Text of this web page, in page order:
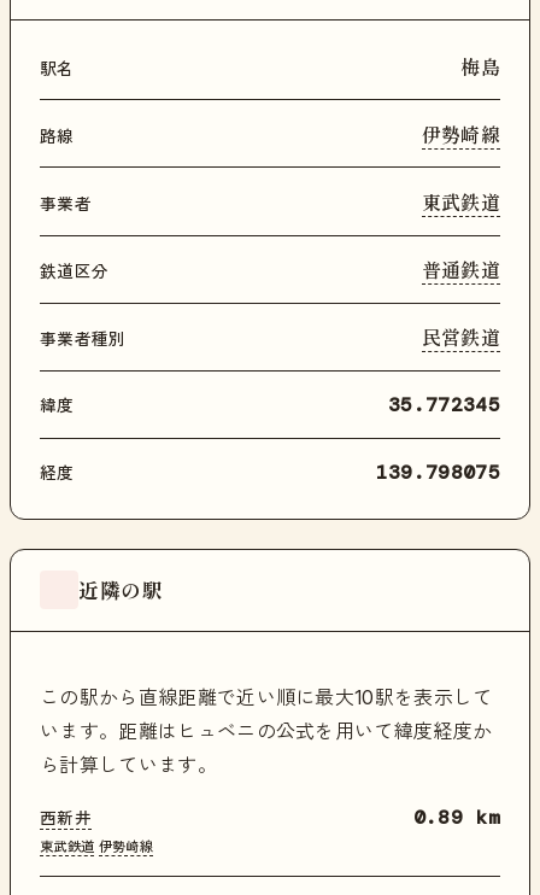
駅名 梅島
路線 伊勢崎線
事業者 東武鉄道
鉄道区分 普通鉄道
事業者種別 民営鉄道
緯度 35.772345
経度 139.798075
近隣の駅
この駅から直線距離で近い順に最大10駅を表示して
います。距離はヒュベニの公式を用いて緯度経度か
ら計算しています。
西新井
東武鉄道 伊勢崎線
0.89 km